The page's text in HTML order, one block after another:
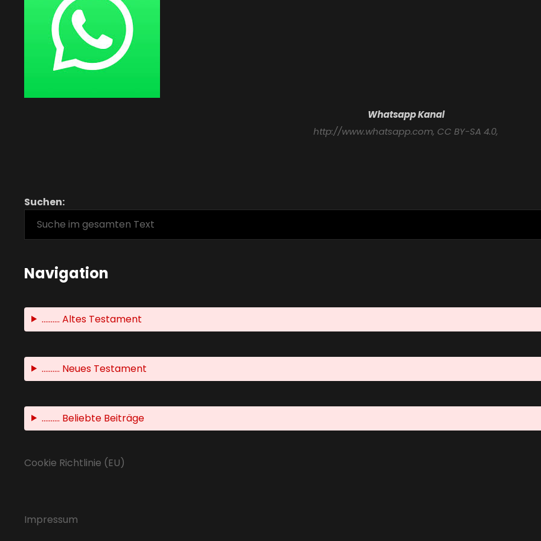
Whatsapp Kanal
http://www.whatsapp.com, CC BY-SA 4.0,
Suchen:
Navigation
.......... Altes Testament
.......... Neues Testament
.......... Beliebte Beiträge
Cookie Richtlinie (EU)
Impressum